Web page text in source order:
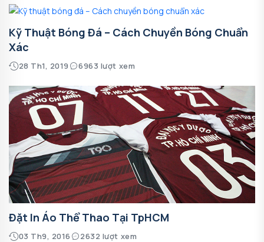
Kỹ Thuật Bóng Đá – Cách Chuyền Bóng Chuẩn
Xác
28 Th1, 2019 6963 lượt xem
Đặt In Áo Thể Thao Tại TpHCM
03 Th9, 2016 2632 lượt xem